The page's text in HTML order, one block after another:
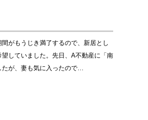
がもうじき満了するので、新居とし
していました。先日、A不動産に「南
たが、妻も気に入ったので…